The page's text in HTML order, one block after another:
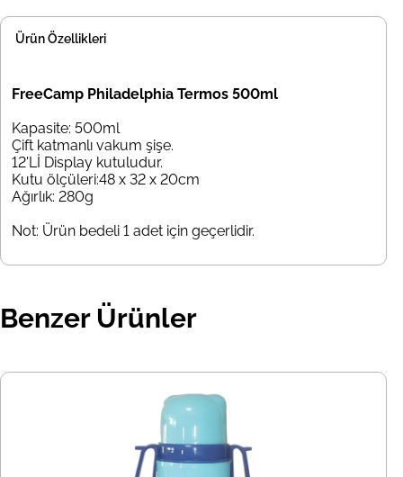
Ürün Özellikleri
FreeCamp Philadelphia Termos 500ml
Kapasite: 500ml
Çift katmanlı vakum şişe.
12'Lİ Display kutuludur.
Kutu ölçüleri:48 x 32 x 20cm
Ağırlık: 280g
Not: Ürün bedeli 1 adet için geçerlidir.
Benzer Ürünler